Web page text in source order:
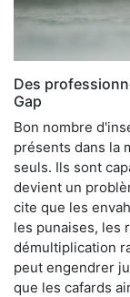
Des
Gap
Bon nombre
présents dans la
seuls. Ils sont
devient un
cite que les
les punaises, les
démultiplication
peut engendrer
que les cafards